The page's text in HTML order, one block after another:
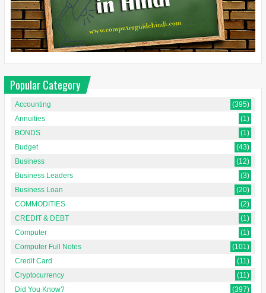
Popular Category
Accounting
(395)
Annuities
(1)
BONDS
(1)
Budget
(43)
Business
(12)
Business Leaders
(3)
Business Loan
(20)
COMMODITIES
(2)
CREDIT & DEBT
(1)
Computer
(1)
Computer Full Notes
(101)
Credit Card
(11)
Cryptocurrency
(11)
Did You Know?
(397)